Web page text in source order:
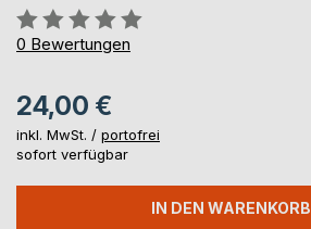
Bewertung::
0%
0 Bewertungen
24,00 €
inkl. MwSt. / portofrei
sofort verfügbar
IN DEN WARENKORB